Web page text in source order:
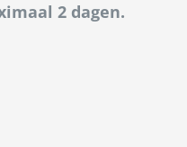
2 dagen.